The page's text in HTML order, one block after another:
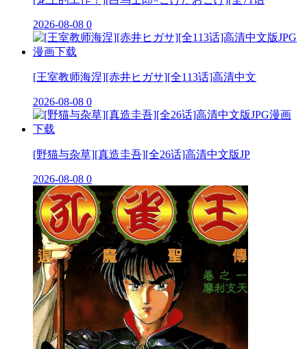
2026-08-08 0
[王室教师海涅][赤井ヒガサ][全113话]高清中文
2026-08-08 0
[野猫与杂草][真造圭吾][全26话]高清中文版JP
2026-08-08 0